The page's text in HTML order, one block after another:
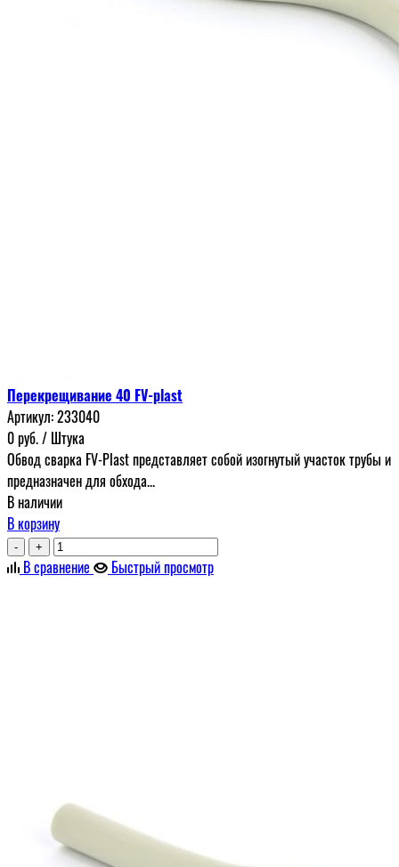
Перекрещивание 40 FV-plast
Артикул:233040
0руб./ Штука
Обвод сварка FV-Plast представляет собой изогнутый участок трубы и
предназначен для обхода...
В наличии
В корзину
- +
В сравнение Быстрый просмотр